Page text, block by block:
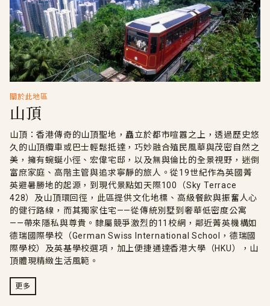
關於此地區
山頂
山頂：香港傳奇的山頂聖地，矗立於都市喧囂之上，透過歷史悠
久的山頂纜車或巴士輕鬆抵達，巧妙融合殖民風華與茂密自然之
美，擁有蜿蜒小徑、宏偉宅邸，以及無與倫比的全景視野，迷倒
富庶家庭、高階主管與追求寧靜的旅人。從19世紀作為英國菁
英避暑勝地的起源，到現代景點如天際100（Sky Terrace
428）及山頂環回徑，此區提供文化地標、高級餐飲與振奮人心
的健行路線，而其獨家住宅——從傳統別墅到奢華低密度公寓
——帶來隱私與尊貴。隸屬競爭激烈的11校網，鄰近菁英機構如
德瑞國際學校（German Swiss International School，德瑞國
際學校）及英基學校選項，加上便捷通達香港大學（HKU），山
頂體現精緻生活風範。
更多